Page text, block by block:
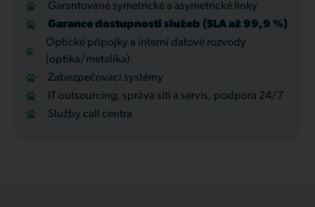
Garantované symetrické a asymetrické linky
Garance dostupnosti služeb (SLA až 99,9 %)
Optické přípojky a interní datové rozvody
(optika/metalika)
Zabezpečovací systémy
IT outsourcing, správa sítí a servis, podpora 24/7
Služby call centra